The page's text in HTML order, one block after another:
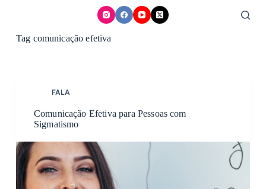
Tag comunicação efetiva
FALA
Comunicação Efetiva para Pessoas com
Sigmatismo